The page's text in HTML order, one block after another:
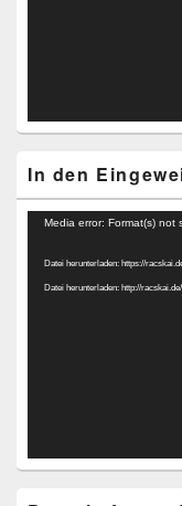
In den
Video-
Media error: Format(s) not
Datei herunterladen: https://
Datei herunterladen: http://